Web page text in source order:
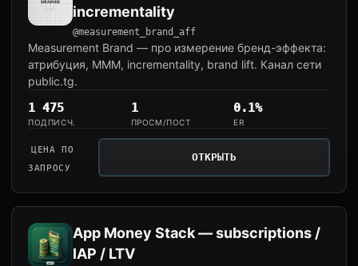
incrementality
@measurement_brand_aff
Measurement Brand — про измерение бренд-эффекта:
атрибуция, MMM, incrementality, brand lift. Канал сети
public.tg.
1 475
ПОДПИСЧ.
1
ПРОСМ/ПОСТ
0.1%
ER
ЦЕНА ПО
ЗАПРОСУ
ОТКРЫТЬ
App Money Stack — subscriptions /
IAP / LTV